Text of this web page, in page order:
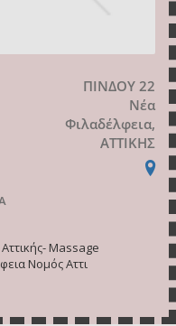
ΠΙΝΔΟΥ 22
Νέα
Φιλαδέλφεια,
ΑΤΤΙΚΗΣ
Μassage
Νομός Αττι